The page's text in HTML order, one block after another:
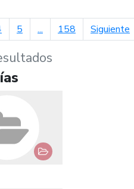
5 ... 158 Siguiente